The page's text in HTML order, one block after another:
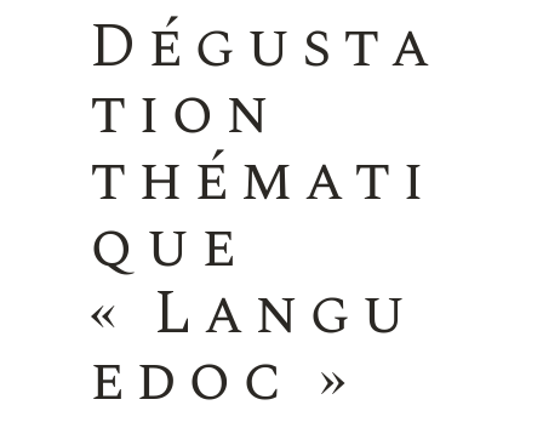
Dégusta
tion
thémati
que
« Langu
edoc »